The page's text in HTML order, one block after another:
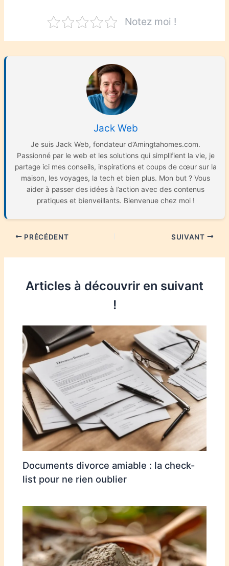
Notez moi !
Jack Web
Je suis Jack Web, fondateur d’Amingtahomes.com.
Passionné par le web et les solutions qui simplifient la vie, je
partage ici mes conseils, inspirations et coups de cœur sur la
maison, les voyages, la tech et bien plus. Mon but ? Vous
aider à passer des idées à l’action avec des contenus
pratiques et bienveillants. Bienvenue chez moi !
PRÉCÉDENT SUIVANT
Articles à découvrir en suivant
!
Documents divorce amiable : la check-
list pour ne rien oublier